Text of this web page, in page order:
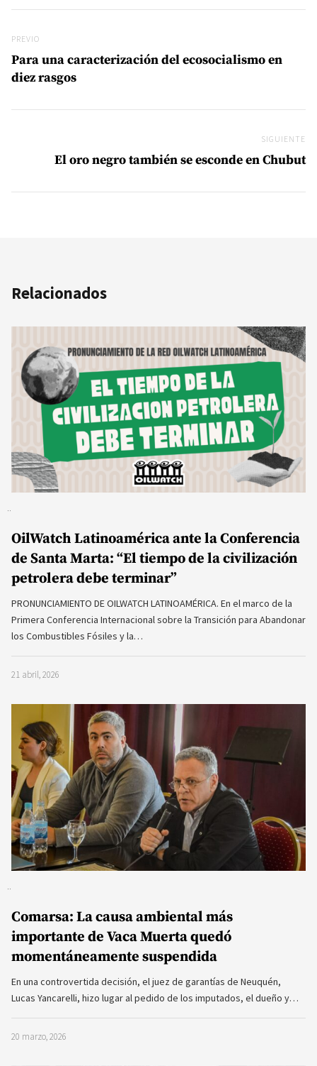
Previo
PREVIO
Para una caracterización del ecosocialismo en
diez rasgos
SIGUIENTE
El oro negro también se esconde en Chubut
Relacionados
OilWatch Latinoamérica ante la Conferencia
de Santa Marta: “El tiempo de la civilización
petrolera debe terminar”
PRONUNCIAMIENTO DE OILWATCH LATINOAMÉRICA. En el marco de la
Primera Conferencia Internacional sobre la Transición para Abandonar
los Combustibles Fósiles y la…
21 abril, 2026
Comarsa: La causa ambiental más
importante de Vaca Muerta quedó
momentáneamente suspendida
En una controvertida decisión, el juez de garantías de Neuquén,
Lucas Yancarelli, hizo lugar al pedido de los imputados, el dueño y…
20 marzo, 2026